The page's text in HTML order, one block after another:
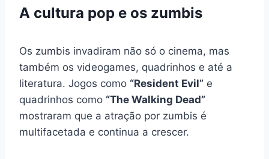
A cultura pop e os zumbis
Os zumbis invadiram não só o cinema, mas
também os videogames, quadrinhos e até a
literatura. Jogos como “Resident Evil” e
quadrinhos como “The Walking Dead”
mostraram que a atração por zumbis é
multifacetada e continua a crescer.